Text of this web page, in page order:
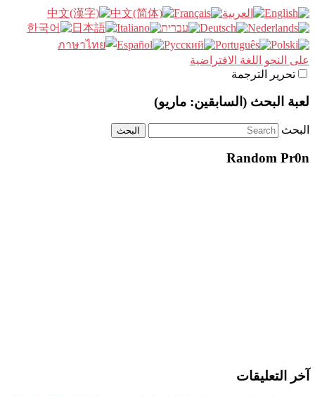
على النحو اللغة الافتراضية
تحرير الترجمة
لعبة البحث (السابقين: ماريو)
البحث
Random Pr0n
آخر التعليقات